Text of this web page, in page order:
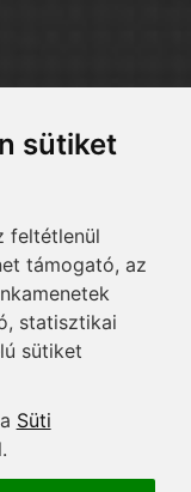
sütiket
feltétlenül
támogató, az
statisztikai
sütiket
Süti